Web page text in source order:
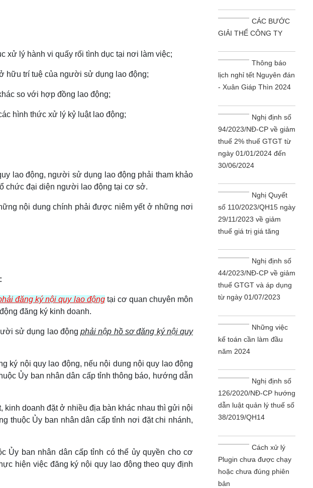
xử lý hành vi quấy rối tình dục tại nơi làm việc;
hữu trí tuệ của người sử dụng lao động;
so với hợp đồng lao động;
hình thức xử lý kỷ luật lao động;
lao động, người sử dụng lao động phải tham khảo
chức đại diện người lao động tại cơ sở.
nội dung chính phải được niêm yết ở những nơi
đăng ký nội quy lao độngtại cơ quan chuyên môn
đăng ký kinh doanh.
sử dụng lao độngphải nộp hồ sơ đăng ký nội quy
ký nội quy lao động, nếu nội dung nội quy lao động
Ủy ban nhân dân cấp tỉnh thông báo, hướng dẫn
doanh đặt ở nhiều địa bàn khác nhau thì gửi nội
thuộc Ủy ban nhân dân cấp tỉnh nơi đặt chi nhánh,
Ủy ban nhân dân cấp tỉnh có thể ủy quyền cho cơ
hiện việc đăng ký nội quy lao động theo quy định
CÁC BƯỚC
GIẢI THỂ CÔNG TY
Thông báo
lịch nghỉ tết Nguyên đán
- Xuân Giáp Thìn 2024
Nghị định số
94/2023/NĐ-CP về giảm
thuế 2% thuế GTGT từ
ngày 01/01/2024 đến
30/06/2024
Nghị Quyết
số 110/2023/QH15 ngày
29/11/2023 về giảm
thuế giá trị giá tăng
Nghị định số
44/2023/NĐ-CP về giảm
thuế GTGT và áp dụng
từ ngày 01/07/2023
Những việc
kế toán cần làm đầu
năm 2024
Nghị định số
126/2020/NĐ-CP hướng
dẫn luật quản lý thuế số
38/2019/QH14
Cách xử lý
Plugin chưa được chạy
hoặc chưa đúng phiên
bản